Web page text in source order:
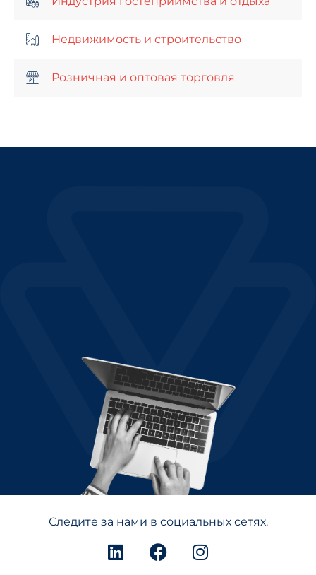
Недвижимость и строительство
Розничная и оптовая торговля
Следите за нами в социальных сетях.